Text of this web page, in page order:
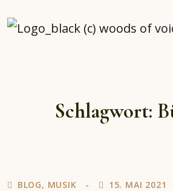
woodsofvoices.de
Schlagwort:
BLOG, MUSIK 15. MAI 2021